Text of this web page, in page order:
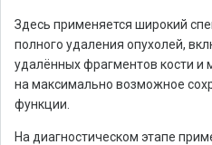
Здесь применяется широкий
полного удаления опухолей,
удалённых фрагментов кости и
на максимально возможное
функции.
На диагностическом этапе